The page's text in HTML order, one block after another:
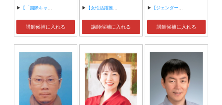
▶ 【「国際キャリアの作り方」の概要】
講師候補に入れる
▶ 【女性活躍推進とライフイベント】
講師候補に入れる
▶ 【ジェンダー平等とこれからの働き方、生き方】
講師候補に入れる